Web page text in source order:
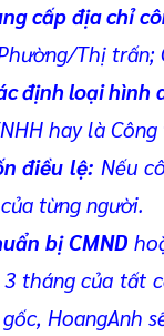
cấp địa chỉ
Thị trấn;
định loại hình
hay là
điều lệ: Nếu
từng người.
bị CMND
3 tháng của tất
HoangAnh